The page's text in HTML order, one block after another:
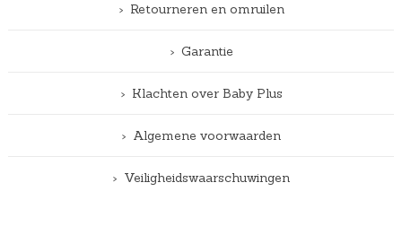
Retourneren en omruilen
Garantie
Klachten over Baby Plus
Algemene voorwaarden
Veiligheidswaarschuwingen